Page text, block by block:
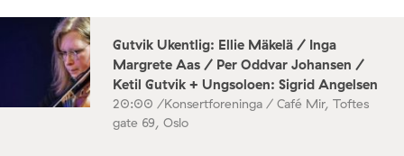
Gutvik Ukentlig: Ellie Mäkelä / Inga
Margrete Aas / Per Oddvar Johansen /
Ketil Gutvik + Ungsoloen: Sigrid Angelsen
20:00 /Konsertforeninga / Café Mir, Toftes
gate 69, Oslo